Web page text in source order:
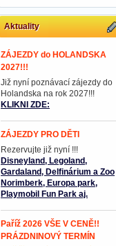
Aktuality
ZÁJEZDY do HOLANDSKA
2027!!!
Již nyní poznávací zájezdy do
Holandska na rok 2027!!!
KLIKNI ZDE:
ZÁJEZDY PRO DĚTI
Rezervujte již nyní !!!
Disneyland, Legoland,
Gardaland, Delfinárium a Zoo
Norimberk, Europa park,
Playmobil Fun Park aj.
Paříž 2026 VŠE V CENĚ!!
PRÁZDNINOVÝ TERMÍN